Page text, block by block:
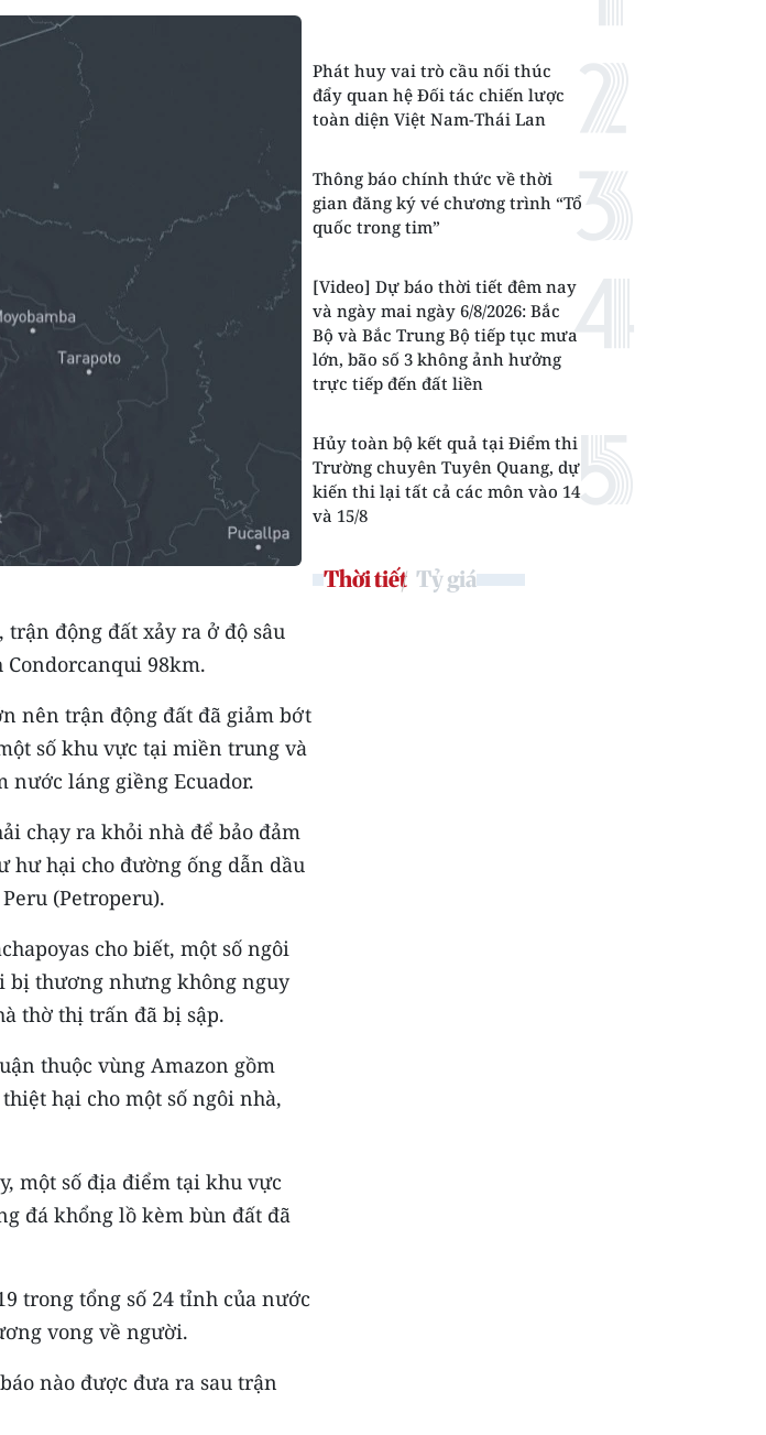
động đất xảy ra ở độ sâu
98km.
nên trận động đất đã giảm bớt
số khu vực tại miền trung và
nước láng giềng Ecuador.
chạy ra khỏi nhà để bảo đảm
hư hại cho đường ống dẫn dầu
(Petroperu).
cho biết, một số ngôi
bị thương nhưng không nguy
thờ thị trấn đã bị sập.
thuộc vùng Amazon gồm
hại cho một số ngôi nhà,
một số địa điểm tại khu vực
đá khổng lồ kèm bùn đất đã
trong tổng số 24 tỉnh của nước
vong về người.
nào được đưa ra sau trận
Phát huy vai trò cầu nối thúc
đẩy quan hệ Đối tác chiến lược
toàn diện Việt Nam-Thái Lan
Thông báo chính thức về thời
gian đăng ký vé chương trình “Tổ
quốc trong tim”
[Video] Dự báo thời tiết đêm nay
và ngày mai ngày 6/8/2026: Bắc
Bộ và Bắc Trung Bộ tiếp tục mưa
lớn, bão số 3 không ảnh hưởng
trực tiếp đến đất liền
Hủy toàn bộ kết quả tại Điểm thi
Trường chuyên Tuyên Quang, dự
kiến thi lại tất cả các môn vào 14
và 15/8
Thời tiết Tỷ giá